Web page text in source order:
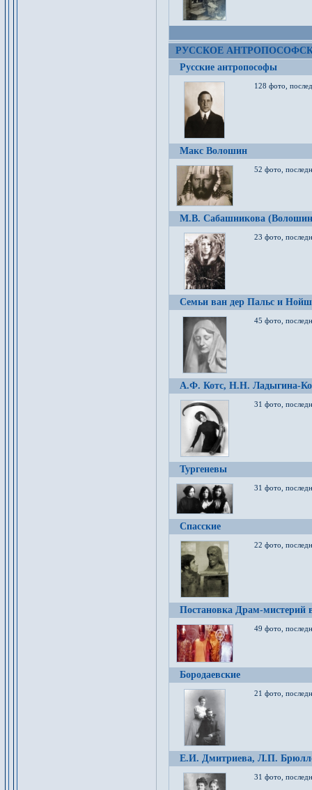
РУССКОЕ
Русские антропософы
128 фото,
Макс Волошин
52 фото,
М.В. Сабашникова
23 фото,
Семьи ван дер Пальс и
45 фото,
А.Ф. Котс, Н.Н. Ладыгина-
31 фото,
Тургеневы
31 фото,
Спасские
22 фото,
Постановка Драм-мистерий
49 фото,
Бородаевские
21 фото,
Е.И. Дмитриева, Л.П.
31 фото,